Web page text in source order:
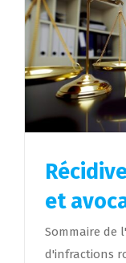
et
Sommaire de
d'infractions